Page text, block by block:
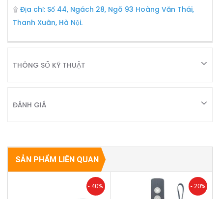
۩ Địa chỉ: Số 44, Ngách 28, Ngõ 93 Hoàng Văn Thái,
Thanh Xuân, Hà Nội.
THÔNG SỐ KỸ THUẬT
ĐÁNH GIÁ
SẢN PHẨM LIÊN QUAN
- 40% - 20%